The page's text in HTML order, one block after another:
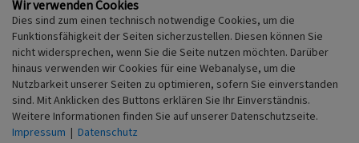
Empfohlene Zitierweise
Urheberrechtlicher Hinweis
Der hier präsentierte Inhalt ist urheberrechtlich
geschützt. Die angezeigten Medien unterliegen
möglicherweise zusätzlichen urheberrechtlichen
Wir verwenden Cookies
Dies sind zum einen technisch notwendige Cookies, um die
Funktionsfähigkeit der Seiten sicherzustellen. Diesen können Sie
nicht widersprechen, wenn Sie die Seite nutzen möchten. Darüber
hinaus verwenden wir Cookies für eine Webanalyse, um die
Nutzbarkeit unserer Seiten zu optimieren, sofern Sie einverstanden
sind. Mit Anklicken des Buttons erklären Sie Ihr Einverständnis.
Weitere Informationen finden Sie auf unserer Datenschutzseite.
Impressum | Datenschutz